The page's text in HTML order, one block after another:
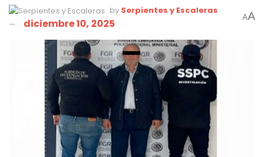
by Serpientes y Escaleras
diciembre 10, 2025 AA